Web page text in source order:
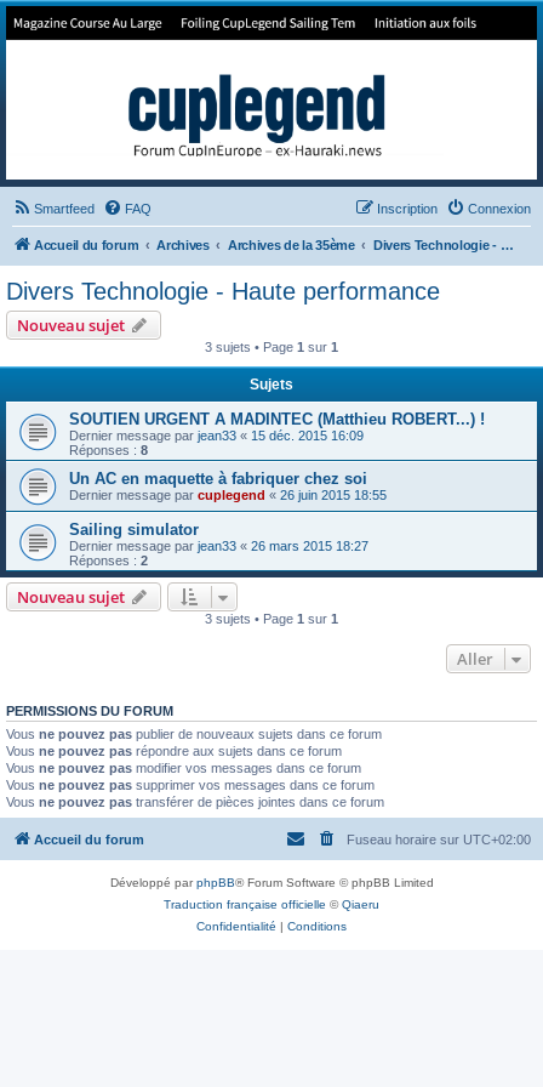
Forum de Cup In Europe
Smartfeed FAQ Connexion
Inscription
Accueil du forum Archives Archives de la 35ème Divers Technologie - Haute performance
Divers Technologie - Haute performance
Nouveau sujet
3 sujets • Page 1 sur 1
Sujets
SOUTIEN URGENT A MADINTEC (Matthieu ROBERT...) !
Dernier message par jean33 « 15 déc. 2015 16:09
Réponses : 8
Un AC en maquette à fabriquer chez soi
Dernier message par cuplegend « 26 juin 2015 18:55
Sailing simulator
Dernier message par jean33 « 26 mars 2015 18:27
Réponses : 2
Nouveau sujet
3 sujets • Page 1 sur 1
Aller
PERMISSIONS DU FORUM
Vous ne pouvez pas publier de nouveaux sujets dans ce forum
Vous ne pouvez pas répondre aux sujets dans ce forum
Vous ne pouvez pas modifier vos messages dans ce forum
Vous ne pouvez pas supprimer vos messages dans ce forum
Vous ne pouvez pas transférer de pièces jointes dans ce forum
Accueil du forum Fuseau horaire sur UTC+02:00
Développé parphpBB® Forum Software © phpBB Limited
Traduction française officielle ©Qiaeru
Confidentialité | Conditions